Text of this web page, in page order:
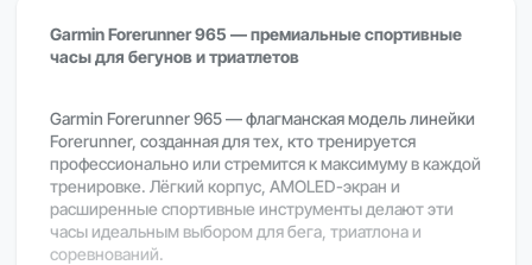
Garmin Forerunner 965 — премиальные спортивные
часы для бегунов и триатлетов
Garmin Forerunner 965 — флагманская модель линейки
Forerunner, созданная для тех, кто тренируется
профессионально или стремится к максимуму в каждой
тренировке. Лёгкий корпус, AMOLED-экран и
расширенные спортивные инструменты делают эти
часы идеальным выбором для бега, триатлона и
соревнований.